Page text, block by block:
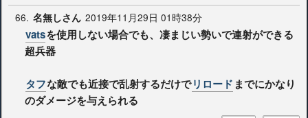
66. 名無しさん 2019年11月29日 01時38分
vatsを使用しない場合でも、凄まじい勢いで連射ができる
超兵器
タフな敵でも近接で乱射するだけでリロード までにかなり
のダメージを与えられる